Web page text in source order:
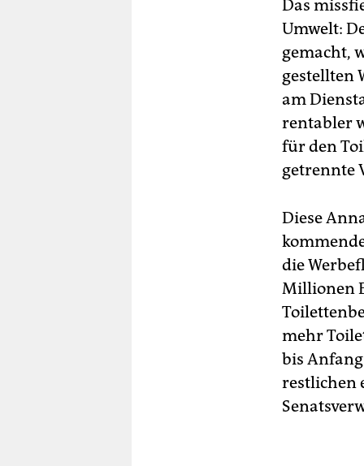
Das
Umwelt:
gemacht,
gestellten
am
rentabler
für den
getrennte
Diese
die
Millionen
mehr
bis
restlichen